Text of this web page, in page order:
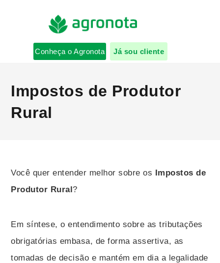
Conheça o Agronota Já sou cliente
Impostos de Produtor
Rural
Você quer entender melhor sobre os Impostos de
Produtor Rural?
Em síntese, o entendimento sobre as tributações
obrigatórias embasa, de forma assertiva, as
tomadas de decisão e mantém em dia a legalidade